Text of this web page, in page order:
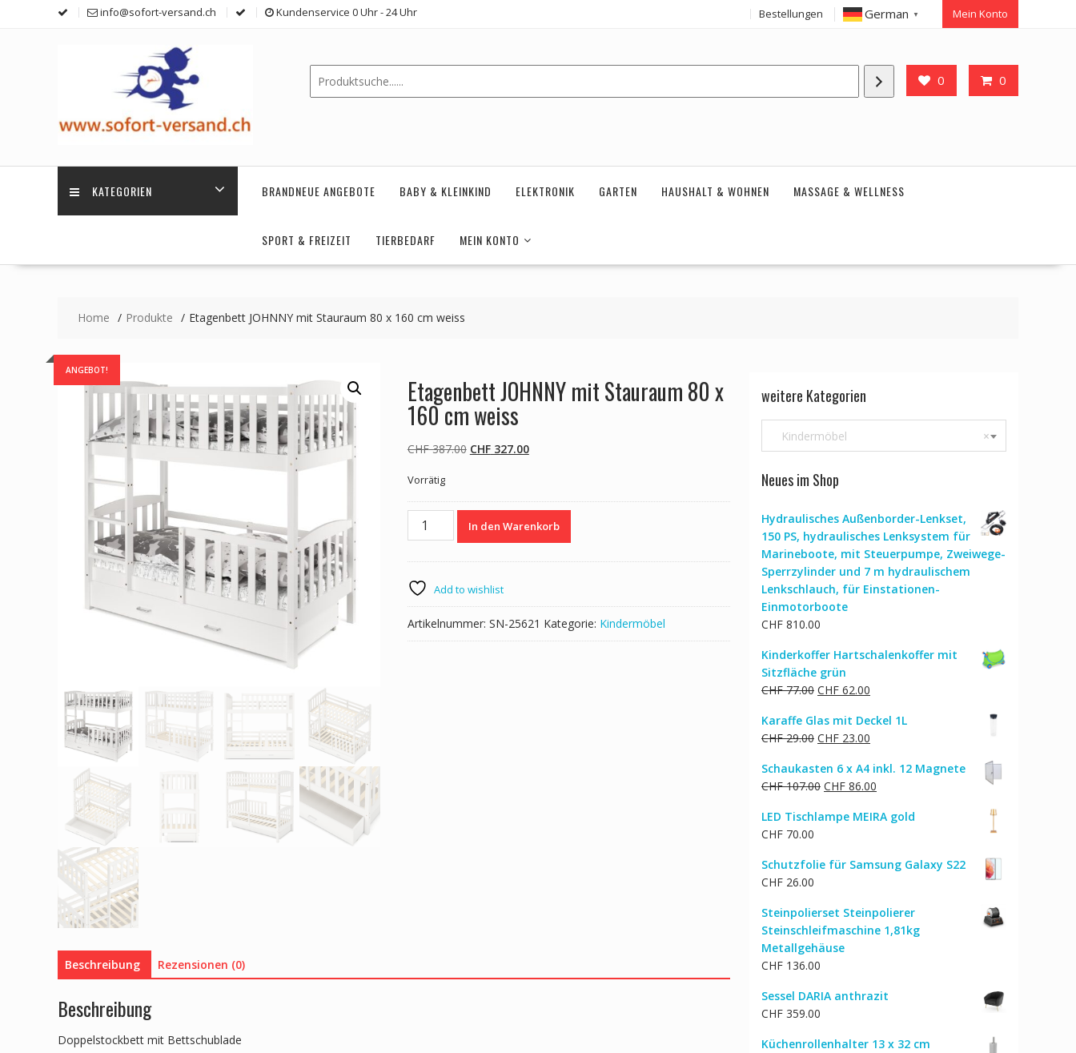
info@sofort-versand.ch Kundenservice 0 Uhr - 24 Uhr Bestellungen German ▼ Mein Konto
0 0
KATEGORIEN BRANDNEUE ANGEBOTE BABY & KLEINKIND ELEKTRONIK GARTEN HAUSHALT & WOHNEN MASSAGE & WELLNESS
SPORT & FREIZEIT TIERBEDARF MEIN KONTO
Home Produkte Etagenbett JOHNNY mit Stauraum 80 x 160 cm weiss
ANGEBOT!
Etagenbett JOHNNY mit Stauraum 80 x
160 cm weiss
CHF387.00 Ursprünglicher
CHF 387.00
CHF327.00Aktueller
CHF 327.00.
Vorrätig
Etagenbett
80
x
160
cm weiss
In den Warenkorb
Add to wishlist
Artikelnummer: SN-25621 Kategorie: Kindermöbel
Beschreibung Rezensionen (0)
Beschreibung
Doppelstockbett mit Bettschublade
weitere Kategorien
×
Kindermöbel
Neues im Shop
Hydraulisches Außenborder-Lenkset,
150 PS, hydraulisches Lenksystem für
Marineboote, mit Steuerpumpe, Zweiwege-
Sperrzylinder und 7 m hydraulischem
Lenkschlauch, für Einstationen-
Einmotorboote
CHF 810.00
Kinderkoffer Hartschalenkoffer mit
Sitzfläche grün
CHF77.00 Ursprünglicher
war:
CHF 77.00
CHF 62.00
ist:
CHF 62.00.
Karaffe Glas mit Deckel 1L
CHF29.00 Ursprünglicher
war:
CHF 29.00
CHF 23.00
ist:
CHF 23.00.
Schaukasten 6 x A4 inkl. 12 Magnete
CHF107.00 Ursprünglicher
war:
CHF 86.00
ist:
LED Tischlampe MEIRA gold
CHF 70.00
Schutzfolie für Samsung Galaxy S22
CHF 26.00
Steinpolierset Steinpolierer
Steinschleifmaschine 1,81kg
Metallgehäuse
CHF 136.00
Sessel DARIA anthrazit
CHF 359.00
Küchenrollenhalter 13 x 32 cm